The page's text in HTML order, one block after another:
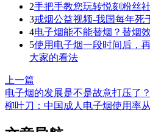
2手把手教您玩转悦刻粉丝
3戒烟公益视频-我国每年死
4电子烟能不能替烟？替烟
5使用电子烟一段时间后，
大家的看法
上一篇
电子烟的发展是不是故意打压了？
柳叶刀：中国成人电子烟使用率